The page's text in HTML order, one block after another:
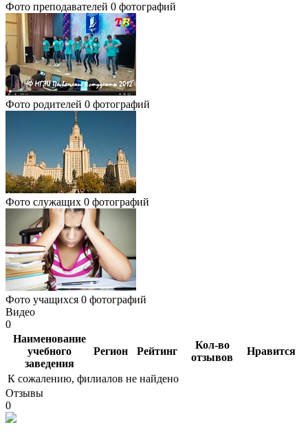
Фото преподавателей 0 фотографий
Фото родителей 0 фотографий
Фото служащих 0 фотографий
Фото учащихся 0 фотографий
Видео
0
Наименование
учебного
заведения
Регион Рейтинг
Кол-во
отзывов
Нравится
К сожалению, филиалов не найдено
Отзывы
0